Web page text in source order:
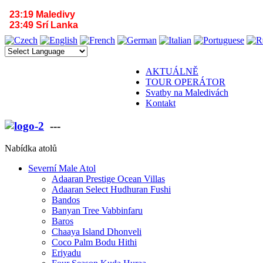
23:19 Maledivy
23:49 Srí Lanka
AKTUÁLNĚ
TOUR OPERÁTOR
Svatby na Maledivách
Kontakt
---
Nabídka atolů
Severní Male Atol
Adaaran Prestige Ocean Villas
Adaaran Select Hudhuran Fushi
Bandos
Banyan Tree Vabbinfaru
Baros
Chaaya Island Dhonveli
Coco Palm Bodu Hithi
Eriyadu